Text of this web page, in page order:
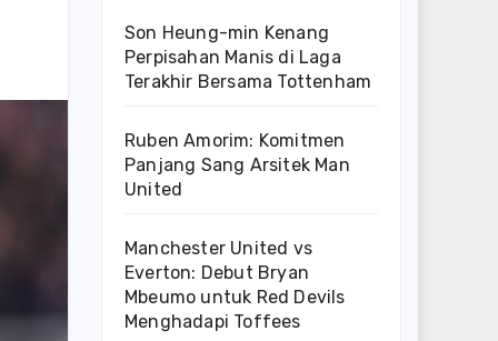
Son Heung-min Kenang
Perpisahan Manis di Laga
Terakhir Bersama Tottenham
Ruben Amorim: Komitmen
Panjang Sang Arsitek Man
United
Manchester United vs
Everton: Debut Bryan
Mbeumo untuk Red Devils
Menghadapi Toffees